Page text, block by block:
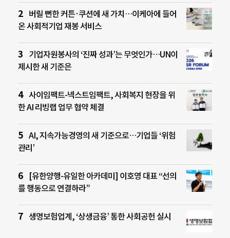
버릴 뻔한 커튼·쿠션에 새 가치…이케아에 들어
온 사회적기업 재봉 서비스
기업자원봉사의 ‘진짜 성과’는 무엇인가…UN이
제시한 새 기준은
사이임팩트-넥스트임팩트, 사회복지 현장을 위
한 AI 리빙랩 업무 협약 체결
AI, 지속가능경영의 새 기준으로…기업들 ‘위험
관리’
[유한양행-유일한 아카데미] 이호영 대표 “선의
를 행동으로 연결하라”
생명보험업계, ‘상생금융’ 통한 사회공헌 실시